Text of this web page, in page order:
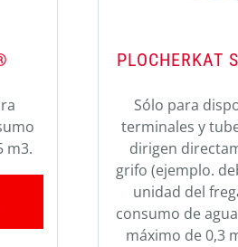
m3.
PLOCHERKAT
Sólo para
terminales y
dirigen
grifo (ejemplo.
unidad del
consumo de
máximo de 0,3